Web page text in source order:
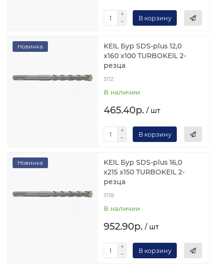
В корзину
Новинка
KEIL Бур SDS-plus 12,0
х160 х100 TURBOKEIL 2-
резца
5112
В наличии
465.40р. / шт
В корзину
Новинка
KEIL Бур SDS-plus 16,0
х215 х150 TURBOKEIL 2-
резца
5118
В наличии
952.90р. / шт
В корзину